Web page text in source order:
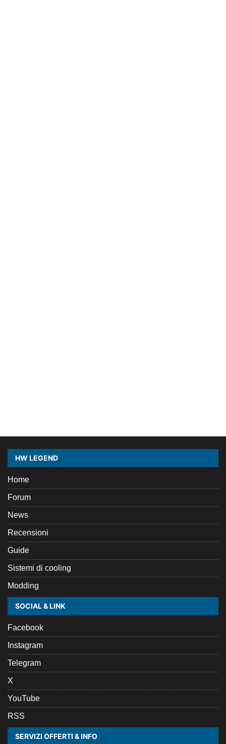
HW LEGEND
Home
Forum
News
Recensioni
Guide
Sistemi di cooling
Modding
SOCIAL & LINK
Facebook
Instagram
Telegram
X
YouTube
RSS
SERVIZI OFFERTI & INFO